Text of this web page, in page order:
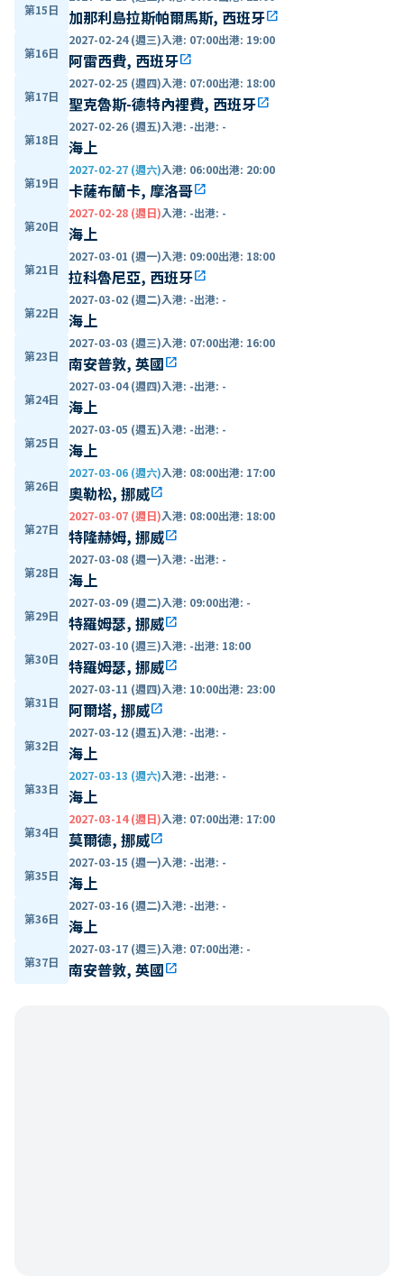
第15日 加那利島拉斯帕爾馬斯, 西班牙open_in_new
第16日
2027-02-24 (週三)入港: 07:00出港: 19:00
阿雷西費, 西班牙open_in_new
第17日
2027-02-25 (週四)入港: 07:00出港: 18:00
聖克魯斯-德特內裡費, 西班牙open_in_new
第18日
2027-02-26 (週五)入港: -出港: -
海上
第19日
2027-02-27 (週六)入港: 06:00出港: 20:00
卡薩布蘭卡, 摩洛哥open_in_new
第20日
2027-02-28 (週日)入港: -出港: -
海上
第21日
2027-03-01 (週一)入港: 09:00出港: 18:00
拉科魯尼亞, 西班牙open_in_new
第22日
2027-03-02 (週二)入港: -出港: -
海上
第23日
2027-03-03 (週三)入港: 07:00出港: 16:00
南安普敦, 英國open_in_new
第24日
2027-03-04 (週四)入港: -出港: -
海上
第25日
2027-03-05 (週五)入港: -出港: -
海上
第26日
2027-03-06 (週六)入港: 08:00出港: 17:00
奧勒松, 挪威open_in_new
第27日
2027-03-07 (週日)入港: 08:00出港: 18:00
特隆赫姆, 挪威open_in_new
第28日
2027-03-08 (週一)入港: -出港: -
海上
第29日
2027-03-09 (週二)入港: 09:00出港: -
特羅姆瑟, 挪威open_in_new
第30日
2027-03-10 (週三)入港: -出港: 18:00
特羅姆瑟, 挪威open_in_new
第31日
2027-03-11 (週四)入港: 10:00出港: 23:00
阿爾塔, 挪威open_in_new
第32日
2027-03-12 (週五)入港: -出港: -
海上
第33日
2027-03-13 (週六)入港: -出港: -
海上
第34日
2027-03-14 (週日)入港: 07:00出港: 17:00
莫爾德, 挪威open_in_new
第35日
2027-03-15 (週一)入港: -出港: -
海上
第36日
2027-03-16 (週二)入港: -出港: -
海上
第37日
2027-03-17 (週三)入港: 07:00出港: -
南安普敦, 英國open_in_new